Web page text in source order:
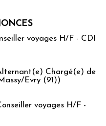
voyages H/F - CDI
Chargé(e) de
Evry (91))
voyages H/F -